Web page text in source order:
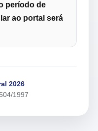
período de
ao portal será
2026
1997